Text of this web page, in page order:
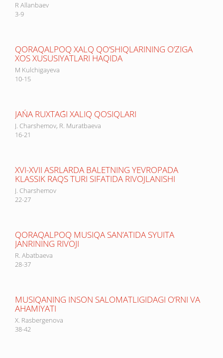
R Allanbaev
3-9
QORAQALPOQ XALQ QO‘SHIQLARINING O‘ZIGA
XOS XUSUSIYATLARI HAQIDA
M Kulchigayeva
10-15
JAŃA RUXTAǴI XALIQ QOSIQLARI
J. Charshemov, R. Muratbaeva
16-21
XVI-XVII ASRLARDA BALETNING YEVROPADA
KLASSIK RAQS TURI SIFATIDA RIVOJLANISHI
J. Charshemov
22-27
QORAQALPOQ MUSIQA SAN’ATIDA SYUITA
JANRINING RIVOJI
R. Abatbaeva
28-37
MUSIQANING INSON SALOMATLIGIDAGI O‘RNI VA
AHAMIYATI
X. Rasbergenova
38-42